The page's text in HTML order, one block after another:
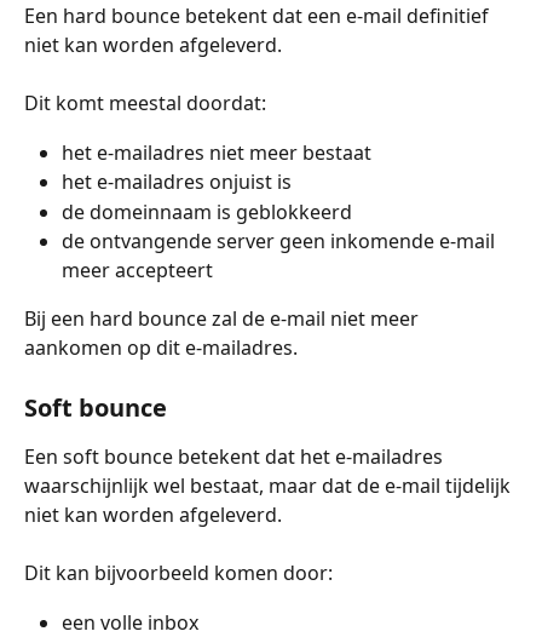
Een hard bounce betekent dat een e-mail definitief
niet kan worden afgeleverd.
Dit komt meestal doordat:
het e-mailadres niet meer bestaat
het e-mailadres onjuist is
de domeinnaam is geblokkeerd
de ontvangende server geen inkomende e-mail
meer accepteert
Bij een hard bounce zal de e-mail niet meer
aankomen op dit e-mailadres.
Soft bounce
Een soft bounce betekent dat het e-mailadres
waarschijnlijk wel bestaat, maar dat de e-mail tijdelijk
niet kan worden afgeleverd.
Dit kan bijvoorbeeld komen door:
een volle inbox